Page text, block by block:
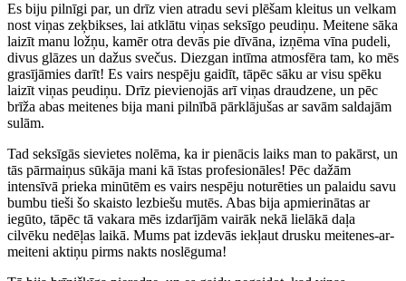
Es biju pilnīgi par, un drīz vien atradu sevi plēšam kleitus un velkam
nost viņas zeķbikses, lai atklātu viņas seksīgo peudiņu. Meitene sāka
laizīt manu ložņu, kamēr otra devās pie dīvāna, izņēma vīna pudeli,
divus glāzes un dažus svečus. Diezgan intīma atmosfēra tam, ko mēs
grasījāmies darīt! Es vairs nespēju gaidīt, tāpēc sāku ar visu spēku
laizīt viņas peudiņu. Drīz pievienojās arī viņas draudzene, un pēc
brīža abas meitenes bija mani pilnībā pārklājušas ar savām saldajām
sulām.
Tad seksīgās sievietes nolēma, ka ir pienācis laiks man to pakārst, un
tās pārmaiņus sūkāja mani kā īstas profesionāles! Pēc dažām
intensīvā prieka minūtēm es vairs nespēju noturēties un palaidu savu
bumbu tieši šo skaisto lezbiešu mutēs. Abas bija apmierinātas ar
iegūto, tāpēc tā vakara mēs izdarījām vairāk nekā lielākā daļa
cilvēku nedēļas laikā. Mums pat izdevās iekļaut drusku meitenes-ar-
meiteni aktiņu pirms nakts noslēguma!